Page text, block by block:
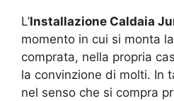
L’Installazione Caldaia
momento in cui si monta
comprata, nella propria
la convinzione di molti. In
nel senso che si compra